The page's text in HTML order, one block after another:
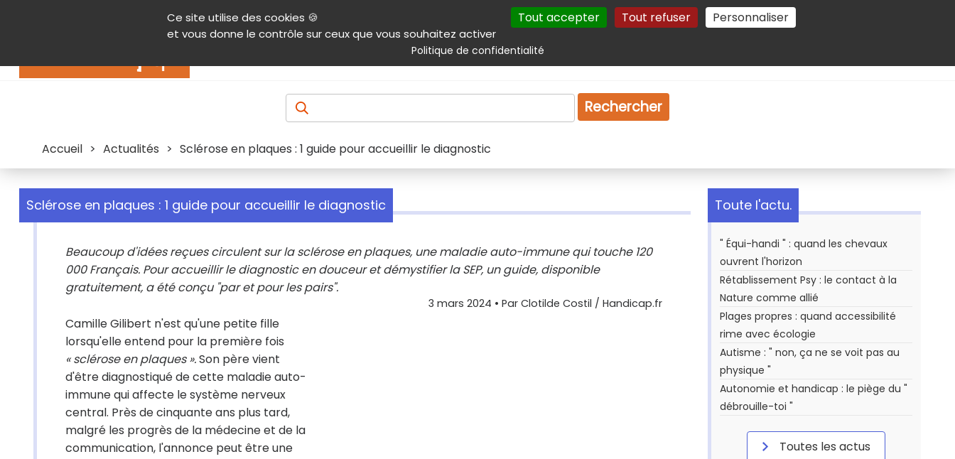
Ce site utilise des cookies 🍪
et vous donne le contrôle sur ceux que vous souhaitez activer
Tout accepter Tout refuser Personnaliser
Politique de confidentialité
Contenu Aide et accessibilité Menu principal Autres services Plan du site Gestion des cookies
Produits & services Emploi Droit
Rechercher
Accueil > Actualités > Sclérose en plaques : 1 guide pour accueillir le diagnostic
Sclérose en plaques : 1 guide pour accueillir le diagnostic
Beaucoup d'idées reçues circulent sur la sclérose en plaques, une maladie auto-immune qui touche 120
000 Français. Pour accueillir le diagnostic en douceur et démystifier la SEP, un guide, disponible
gratuitement, a été conçu "par et pour les pairs".
3 mars 2024 • Par Clotilde Costil / Handicap.fr
Camille Gilibert n'est qu'une petite fille
lorsqu'elle entend pour la première fois
« sclérose en plaques ».Son père vient
d'être diagnostiqué de cette maladie auto-
immune qui affecte le système nerveux
central. Près de cinquante ans plus tard,
malgré les progrès de la médecine et de la
communication, l'annonce peut être une
Toute l'actu.
" Équi-handi " : quand les chevaux
ouvrent l'horizon
Rétablissement Psy : le contact à la
Nature comme allié
Plages propres : quand accessibilité
rime avec écologie
Autisme : " non, ça ne se voit pas au
physique "
Autonomie et handicap : le piège du "
débrouille-toi "
Toutes les actus